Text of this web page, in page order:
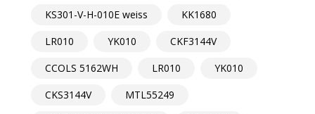
KS301-V-H-010E weiss
KK1680
LR010
YK010
CKF3144V
CCOLS 5162WH
LR010
YK010
CKS3144V
MTL55249